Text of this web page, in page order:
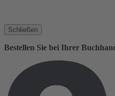
Schließen
Bestellen Sie bei Ihrer